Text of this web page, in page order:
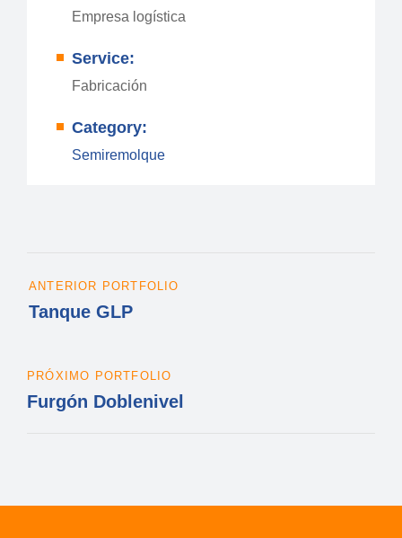
Empresa logística
Service:
Fabricación
Category:
Semiremolque
ANTERIOR PORTFOLIO
Tanque GLP
PRÓXIMO PORTFOLIO
Furgón Doblenivel